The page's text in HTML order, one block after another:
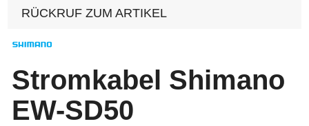
RÜCKRUF ZUM ARTIKEL
Stromkabel Shimano
EW-SD50